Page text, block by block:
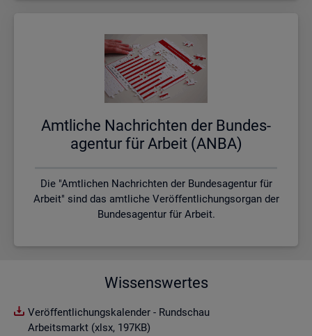
Amt­li­che Nach­rich­ten der Bun­des­
agen­tur für Ar­beit (ANBA)
Die "Amtlichen Nachrichten der Bundesagentur für
Arbeit" sind das amtliche Veröffentlichungsorgan der
Bundesagentur für Arbeit.
Wissenswertes
Veröffentlichungskalender - Rundschau
Arbeitsmarkt (xlsx, 197KB)